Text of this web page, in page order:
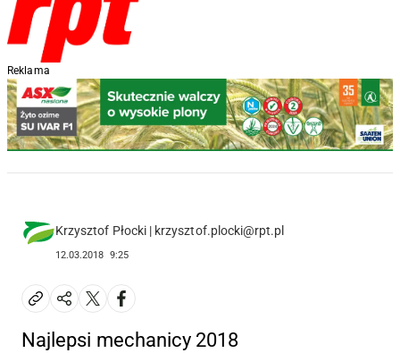
Reklama
Krzysztof Płocki | krzysztof.plocki@rpt.pl
12.03.2018 9:25
Najlepsi mechanicy 2018